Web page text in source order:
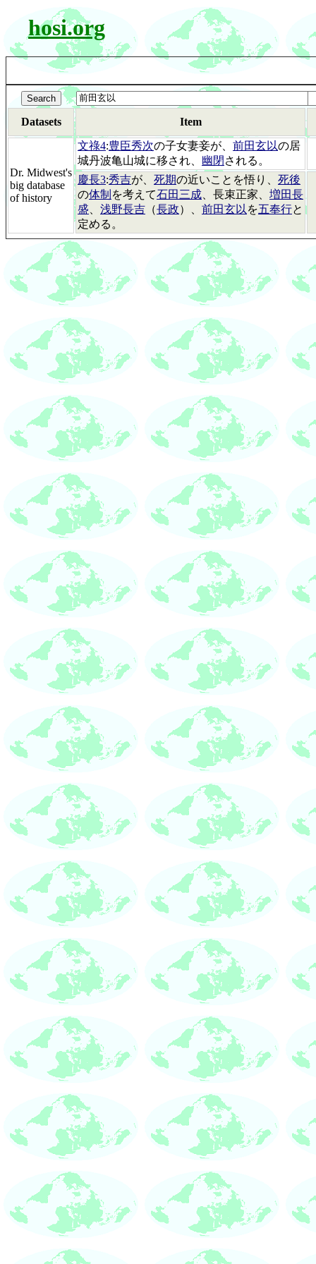
hosi.org
Datasets Item
Dr. Midwest's
big database
of history
文祿4:豊臣秀次の子女妻妾が、 前田玄以の居
城丹波亀山城に移され、 幽閉 される。
慶長3:秀吉が、 死期の近いことを悟り、 死後
の体制 を考えて石田三成 、長束正家、 増田長
盛
浅野長吉 （長政）、 前田玄以 を五奉行と
定める。